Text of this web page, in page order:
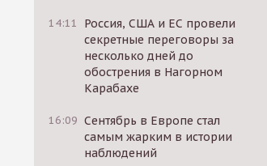
14:11
Россия, США и ЕС провели
секретные переговоры за
несколько дней до
обострения в Нагорном
Карабахе
16:09 Сентябрь в Европе стал
самым жарким в истории
наблюдений